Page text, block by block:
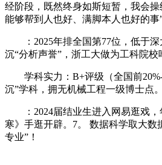
经阶段，既然终身如斯短暂，我会
能够帮到人也好、满脚本人也好的事”
：2025年排全国第77位，低于深
沉“分析声誉”，浙工大做为工科院校
学科实力：B+评级（全国前20%-
沉”学科，拥无机械工程一级博士点。
：2024届结业生进入网易逛戏，
寒》手逛开辟。7。 数据科学取大数
专业”！